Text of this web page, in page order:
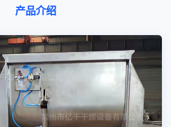
产品介绍